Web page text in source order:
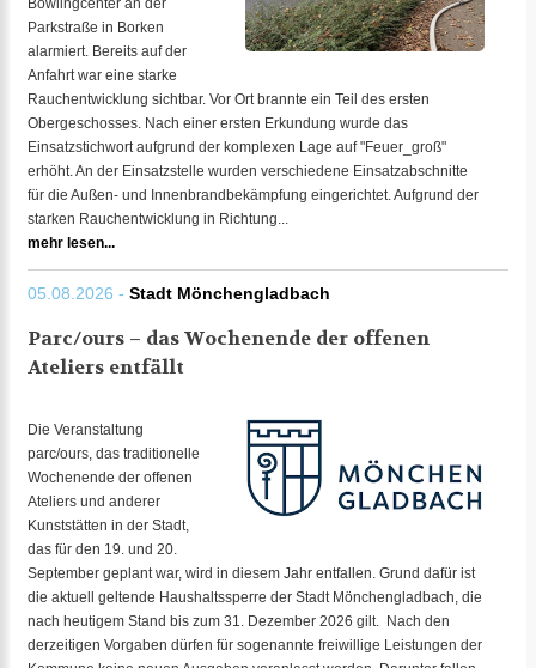
Bowlingcenter an der
Parkstraße in Borken
alarmiert. Bereits auf der
Anfahrt war eine starke
Rauchentwicklung sichtbar. Vor Ort brannte ein Teil des ersten
Obergeschosses. Nach einer ersten Erkundung wurde das
Einsatzstichwort aufgrund der komplexen Lage auf "Feuer_groß"
erhöht. An der Einsatzstelle wurden verschiedene Einsatzabschnitte
für die Außen- und Innenbrandbekämpfung eingerichtet. Aufgrund der
starken Rauchentwicklung in Richtung...
mehr lesen...
05.08.2026 - Stadt Mönchengladbach
Parc/ours – das Wochenende der offenen
Ateliers entfällt
Die Veranstaltung
parc/ours, das traditionelle
Wochenende der offenen
Ateliers und anderer
Kunststätten in der Stadt,
das für den 19. und 20.
September geplant war, wird in diesem Jahr entfallen. Grund dafür ist
die aktuell geltende Haushaltssperre der Stadt Mönchengladbach, die
nach heutigem Stand bis zum 31. Dezember 2026 gilt. Nach den
derzeitigen Vorgaben dürfen für sogenannte freiwillige Leistungen der